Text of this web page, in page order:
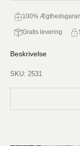
100%
Gratis levering
Beskrivelse
SKU: 2531